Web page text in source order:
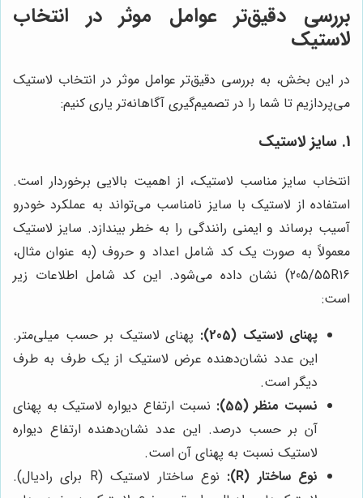
بررسی دقیق‌تر عوامل موثر در انتخاب
لاستیک
در این بخش، به بررسی دقیق‌تر عوامل موثر در انتخاب لاستیک
می‌پردازیم تا شما را در تصمیم‌گیری آگاهانه‌تر یاری کنیم:
1. سایز لاستیک
انتخاب سایز مناسب لاستیک، از اهمیت بالایی برخوردار است.
استفاده از لاستیک با سایز نامناسب می‌تواند به عملکرد خودرو
آسیب برساند و ایمنی رانندگی را به خطر بیندازد. سایز لاستیک
معمولاً به صورت یک کد شامل اعداد و حروف (به عنوان مثال،
205/55R16) نشان داده می‌شود. این کد شامل اطلاعات زیر
است:
پهنای لاستیک (205):
پهنای لاستیک بر حسب میلی‌متر.
این عدد نشان‌دهنده عرض لاستیک از یک طرف به طرف
دیگر است.
نسبت منظر (55):
نسبت ارتفاع دیواره لاستیک به پهنای
آن بر حسب درصد. این عدد نشان‌دهنده ارتفاع دیواره
لاستیک نسبت به پهنای آن است.
نوع ساختار (R):
نوع ساختار لاستیک (R برای رادیال).